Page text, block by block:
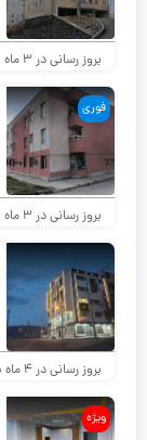
بروز رسانی در ۳ ماه پیش
فوری
بروز رسانی در ۳ ماه پیش
بروز رسانی در ۴ ماه پیش
ویژه